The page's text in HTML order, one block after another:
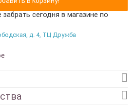
сегодня в магазине по
д. 4, ТЦ Дружба